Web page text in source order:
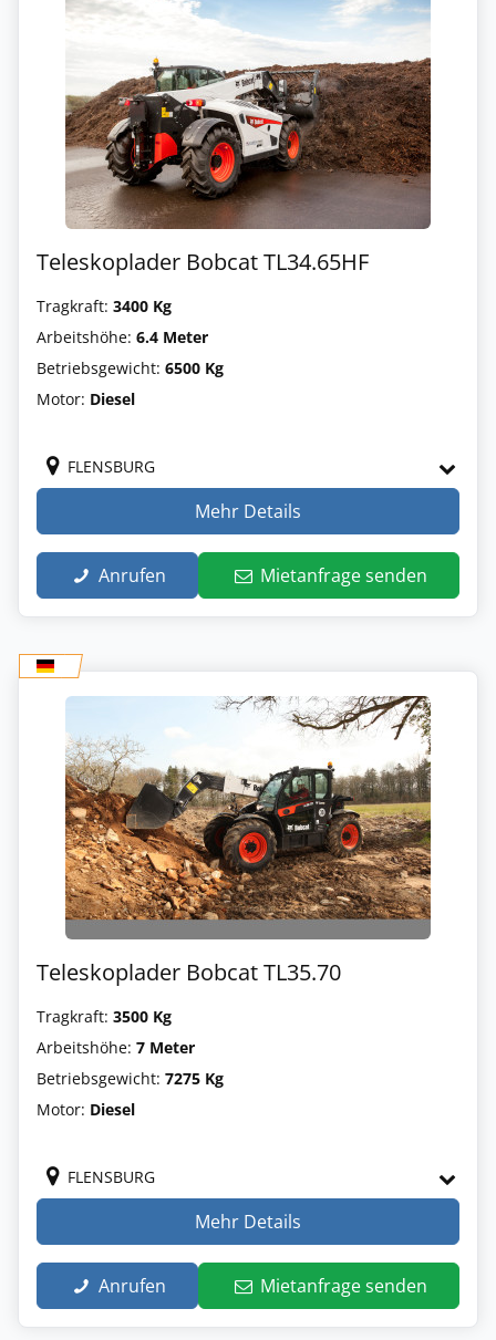
Teleskoplader Bobcat TL34.65HF
Tragkraft: 3400 Kg
Arbeitshöhe: 6.4 Meter
Betriebsgewicht: 6500 Kg
Motor: Diesel
FLENSBURG
Mehr Details
Anrufen Mietanfrage senden
Teleskoplader Bobcat TL35.70
Tragkraft: 3500 Kg
Arbeitshöhe: 7 Meter
Betriebsgewicht: 7275 Kg
Motor: Diesel
FLENSBURG
Mehr Details
Anrufen Mietanfrage senden